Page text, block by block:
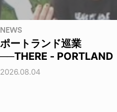
NEWS
ポートランド巡業
──THERE - PORTLAND
2026.08.04